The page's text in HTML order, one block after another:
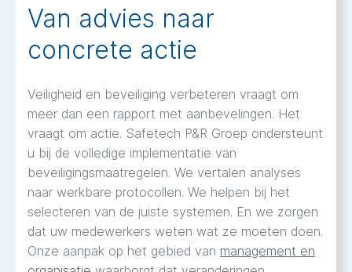
Van advies naar
concrete actie
Veiligheid en beveiliging verbeteren vraagt om
meer dan een rapport met aanbevelingen. Het
vraagt om actie. Safetech P&R Groep ondersteunt
u bij de volledige implementatie van
beveiligingsmaatregelen. We vertalen analyses
naar werkbare protocollen. We helpen bij het
selecteren van de juiste systemen. En we zorgen
dat uw medewerkers weten wat ze moeten doen.
Onze aanpak op het gebied van management en